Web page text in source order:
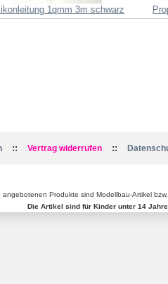
1qmm 3m schwarz
:: Vertrag widerrufen ::
angebotenen Produkte sind Modellbau-Artikel
Die Artikel sind für Kinder unter 14